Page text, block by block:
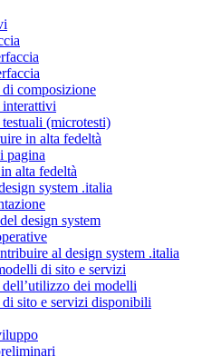
composizione
(microtesti)
in alta fedeltà
pagina
alta fedeltà
system .italia
design system
al design system .italia
di sito e servizi
dei modelli
sito e servizi disponibili